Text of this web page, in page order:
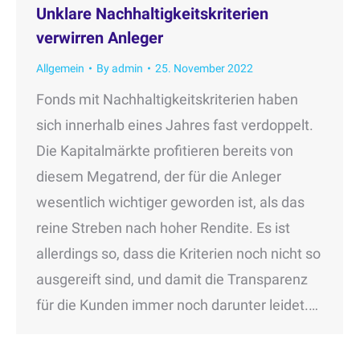
Unklare Nachhaltigkeitskriterien
verwirren Anleger
Allgemein Byadmin 25. November 2022
Fonds mit Nachhaltigkeitskriterien haben
sich innerhalb eines Jahres fast verdoppelt.
Die Kapitalmärkte profitieren bereits von
diesem Megatrend, der für die Anleger
wesentlich wichtiger geworden ist, als das
reine Streben nach hoher Rendite. Es ist
allerdings so, dass die Kriterien noch nicht so
ausgereift sind, und damit die Transparenz
für die Kunden immer noch darunter leidet.…